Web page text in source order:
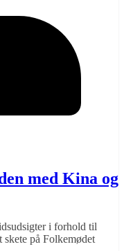
med Kina og
i forhold til
på Folkemødet